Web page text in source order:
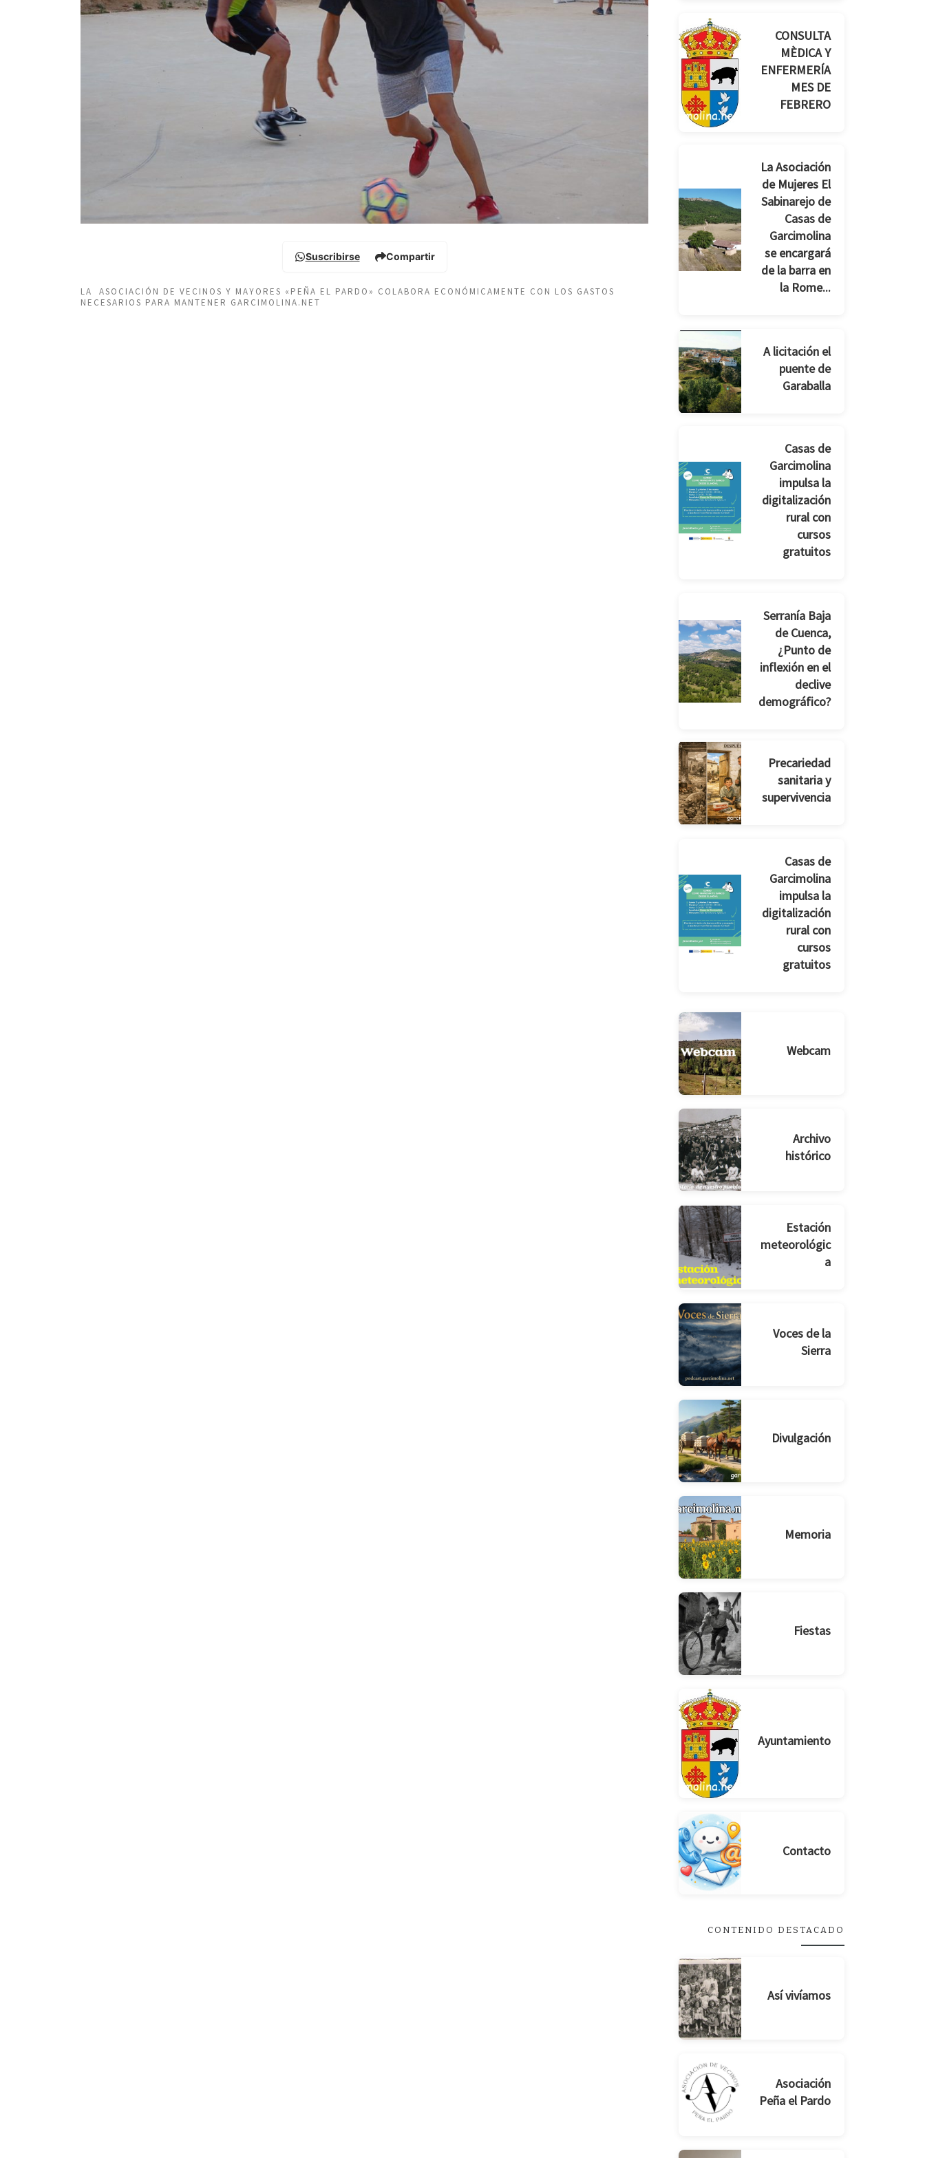
Suscribirse Compartir
LA ASOCIACIÓN DE VECINOS Y MAYORES «PEÑA EL PARDO» COLABORA ECONÓMICAMENTE CON LOS GASTOS
NECESARIOS PARA MANTENER GARCIMOLINA.NET
CONSULTA
MÈDICA Y
ENFERMERÍA
MES DE
FEBRERO
La Asociación
de Mujeres El
Sabinarejo de
Casas de
Garcimolina
se encargará
de la barra en
la Rome...
A licitación el
puente de
Garaballa
Casas de
Garcimolina
impulsa la
digitalización
rural con
cursos
gratuitos
Serranía Baja
de Cuenca,
¿Punto de
inflexión en el
declive
demográfico?
Precariedad
sanitaria y
supervivencia
Casas de
Garcimolina
impulsa la
digitalización
rural con
cursos
gratuitos
Webcam
Archivo
histórico
Estación
meteorológic
a
Voces de la
Sierra
Divulgación
Memoria
Fiestas
Ayuntamiento
Contacto
CONTENIDO DESTACADO
Así vivíamos
Asociación
Peña el Pardo